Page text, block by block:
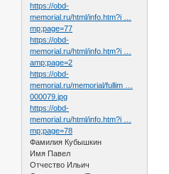
https://obd-
memorial.ru/html/info.htm?i …
mp;page=77
https://obd-
memorial.ru/html/info.htm?i …
amp;page=2
https://obd-
memorial.ru/memorial/fullim …
000079.jpg
https://obd-
memorial.ru/html/info.htm?i …
mp;page=78
Фамилия Кубышкин
Имя Павел
Отчество Ильич